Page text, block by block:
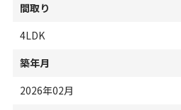
間取り
4LDK
築年月
2026年02月